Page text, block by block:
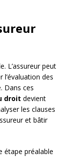
L’assureur peut
des
Dans ces
droit devient
les clauses
et bâtir
étape préalable